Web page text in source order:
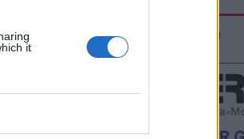
it
palla
IMACO Promosolution